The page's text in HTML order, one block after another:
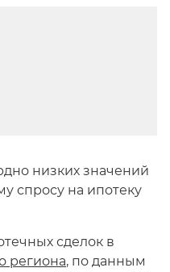
низких значений
спросу на ипотеку
сделок в
региона, по данным